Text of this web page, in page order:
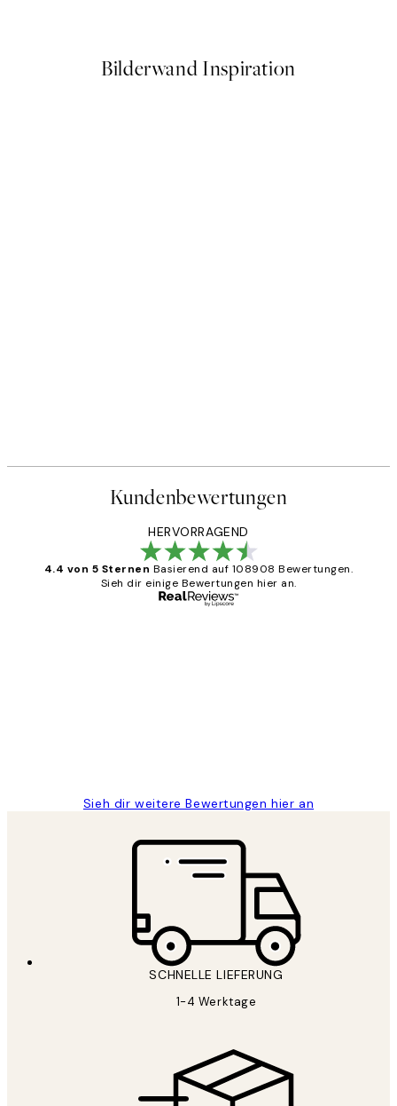
Bilderwand Inspiration
Kundenbewertungen
HERVORRAGEND
4.4 von 5 Sternen Basierend auf 108908 Bewertungen.
Sieh dir einige Bewertungen hier an.
Sieh dir weitere Bewertungen hier an
SCHNELLE LIEFERUNG
1-4 Werktage